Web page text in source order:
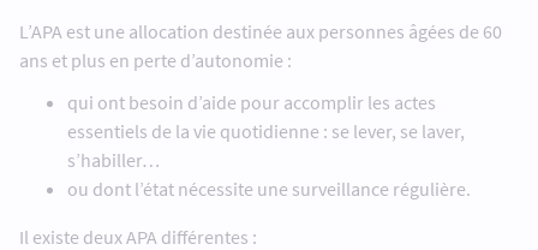
L’APA est une allocation destinée aux personnes âgées de 60
ans et plus en perte d’autonomie :
qui ont besoin d’aide pour accomplir les actes
essentiels de la vie quotidienne : se lever, se laver,
s’habiller…
ou dont l’état nécessite une surveillance régulière.
Il existe deux APA différentes :